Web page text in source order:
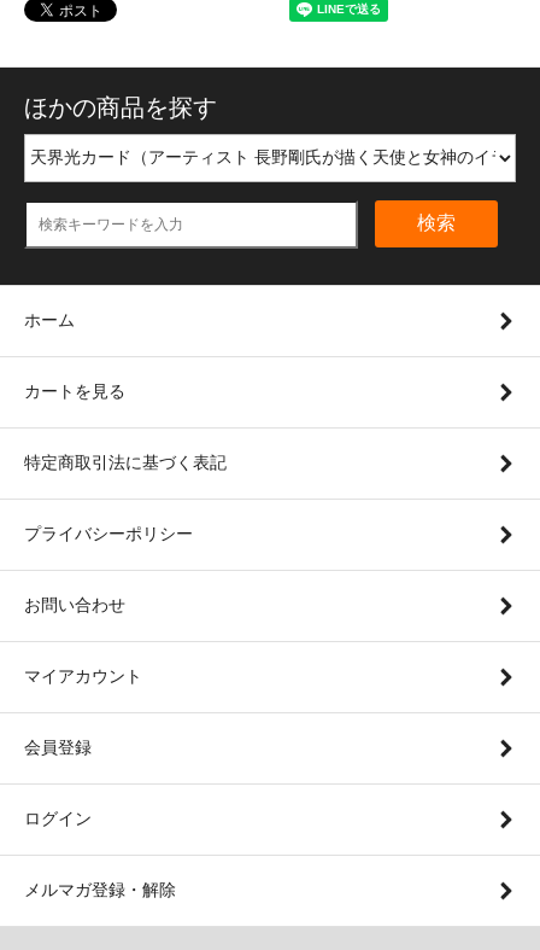
ほかの商品を探す
検索
ホーム
カートを見る
特定商取引法に基づく表記
プライバシーポリシー
お問い合わせ
マイアカウント
会員登録
ログイン
メルマガ登録・解除